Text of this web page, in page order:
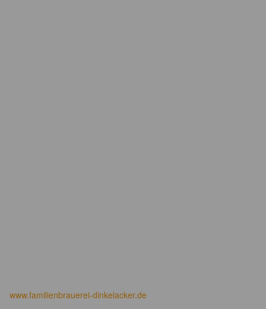
www.familienbrauerei-dinkelacker.de